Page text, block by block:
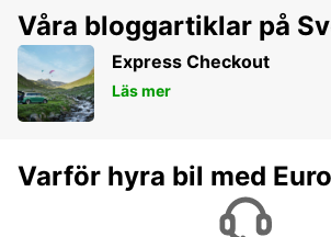
Våra bloggartiklar på
Express Checkout
Läs mer
Varför hyra bil med